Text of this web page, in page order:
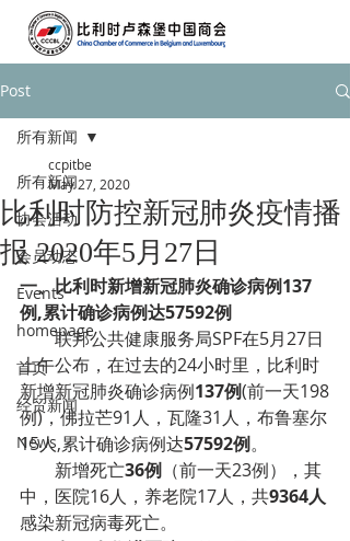
Post
所有新闻
协会活动
会员动态
Events
homepage
首页
经贸新闻
News
所有新闻
比利时防控新冠肺炎疫情播
报 2020年5月27日
ccpitbe
May 27, 2020
一、比利时新增新冠肺炎确诊病例137
例,累计确诊病例达57592例
        联邦公共健康服务局SPF在5月27日
上午公布，在过去的24小时里，比利时
新增新冠肺炎确诊病例137例(前一天198
例)，佛拉芒91人，瓦隆31人，布鲁塞尔
15人,累计确诊病例达57592例。
        新增死亡
36例 （前一天23例），其
中，医院16人，养老院17人，共9364人
感染新冠病毒死亡。